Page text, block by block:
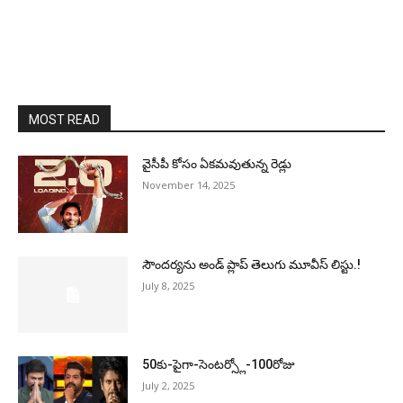
MOST READ
వైసీపీ కోసం ఏక‌మ‌వుతున్న రెడ్లు
November 14, 2025
సౌందర్యను అండ్‌ ప్లాప్‌ తెలుగు మూవీస్‌ లిస్టు.!
July 8, 2025
50కు-పైగా-సెంటర్స్లో-100రోజు
July 2, 2025